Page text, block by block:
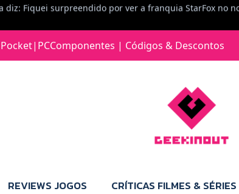
seriamente com vontade para comprar para a Switch 2 :P
| PCComponentes | Códigos & Descontos
REVIEWS JOGOS CRÍTICAS FILMES & SÉRIES